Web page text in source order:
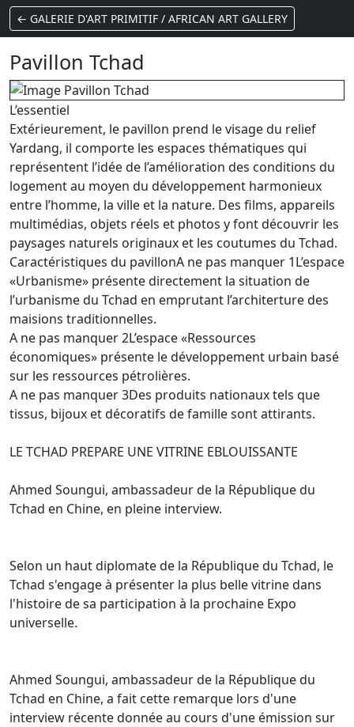
← GALERIE D'ART PRIMITIF / AFRICAN ART GALLERY
Pavillon Tchad
L’essentiel
Extérieurement, le pavillon prend le visage du relief
Yardang, il comporte les espaces thématiques qui
représentent l’idée de l’amélioration des conditions du
logement au moyen du développement harmonieux
entre l’homme, la ville et la nature. Des films, appareils
multimédias, objets réels et photos y font découvrir les
paysages naturels originaux et les coutumes du Tchad.
Caractéristiques du pavillonA ne pas manquer 1L’espace
«Urbanisme» présente directement la situation de
l’urbanisme du Tchad en emprutant l’architerture des
maisions traditionnelles.
A ne pas manquer 2L’espace «Ressources
économiques» présente le développement urbain basé
sur les ressources pétrolières.
A ne pas manquer 3Des produits nationaux tels que
tissus, bijoux et décoratifs de famille sont attirants.
LE TCHAD PREPARE UNE VITRINE EBLOUISSANTE
Ahmed Soungui, ambassadeur de la République du
Tchad en Chine, en pleine interview.
Selon un haut diplomate de la République du Tchad, le
Tchad s'engage à présenter la plus belle vitrine dans
l'histoire de sa participation à la prochaine Expo
universelle.
Ahmed Soungui, ambassadeur de la République du
Tchad en Chine, a fait cette remarque lors d'une
interview récente donnée au cours d'une émission sur